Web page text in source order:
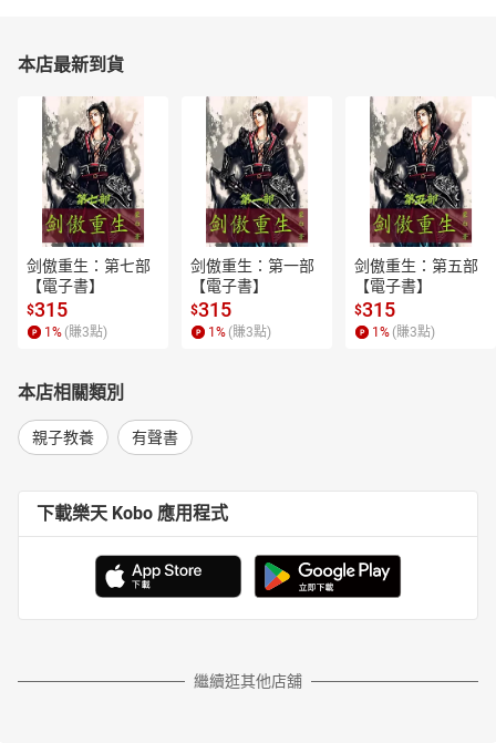
本店最新到貨
剑傲重生：第七部
【電子書】
$315
1 % (賺3點)
剑傲重生：第一部
【電子書】
$315
1 % (賺3點)
剑傲重生：第五部
【電子書】
$315
1 % (賺3點)
本店相關類別
親子教養 有聲書
下載樂天 Kobo 應用程式
繼續逛其他店舖